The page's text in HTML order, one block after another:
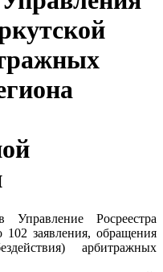
Росреестра
заявления, обращения
арбитражных